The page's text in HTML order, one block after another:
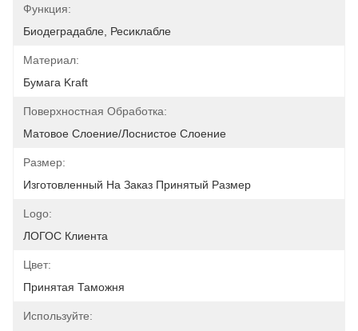
Функция:
Биодеградабле, Ресиклабле
Материал:
Бумага Kraft
Поверхностная Обработка:
Матовое Слоение/лоснистое Слоение
Размер:
Изготовленный На Заказ Принятый Размер
Logo:
ЛОГОС Клиента
Цвет:
Принятая Таможня
Используйте: